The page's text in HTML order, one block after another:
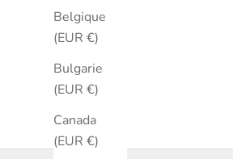
Belgique
(EUR €)
Bulgarie
(EUR €)
Canada
(EUR €)